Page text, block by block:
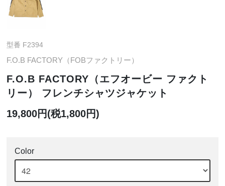
型番 F2394
F.O.B FACTORY（FOBファクトリー）
F.O.B FACTORY（エフオービー ファクト
リー） フレンチシャツジャケット
19,800円(税1,800円)
Color